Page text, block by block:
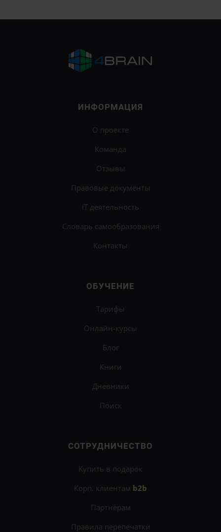
ИНФОРМАЦИЯ
О проекте
Команда
Отзывы
Правовые документы
IT деятельность
Словарь самообразования
Контакты
ОБУЧЕНИЕ
Тарифы
Онлайн-курсы
Блог
Книги
Дневники
Поиск
СОТРУДНИЧЕСТВО
Купить в подарок
Корп. клиентам b2b
Партнёрам
Правила перепечатки